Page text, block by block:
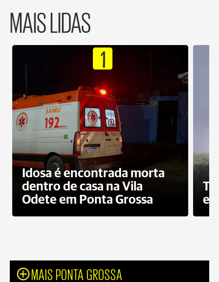
MAIS LIDAS
1
Idosa é encontrada morta
dentro de casa na Vila
Odete em Ponta Grossa
e
MAIS PONTA GROSSA